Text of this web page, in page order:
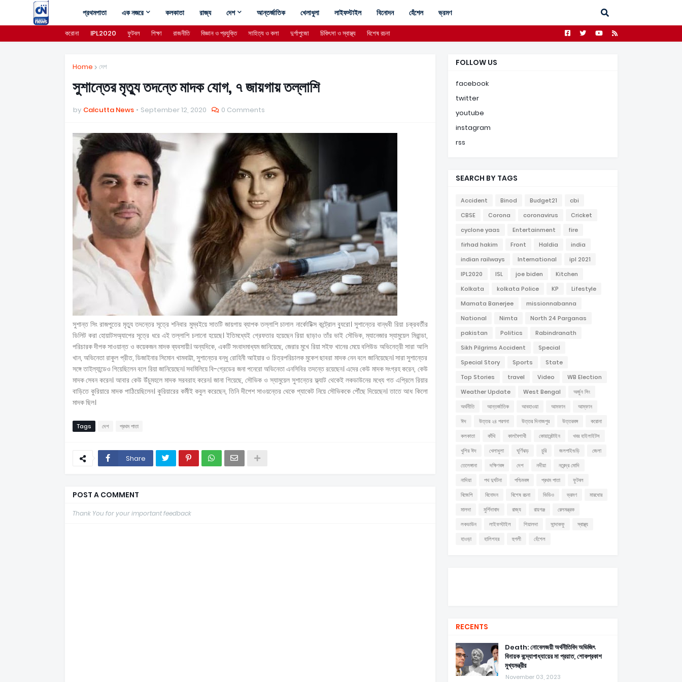
প্রথমপাতা এক নজরে কলকাতা রাজ্য দেশ আন্তর্জাতিক খেলাধুলা লাইফস্টাইল বিনোদন হেঁশেল ভ্রমণ
করোনা IPL2020 ফুটবল শিক্ষা রাজনীতি বিজ্ঞান ও প্রযুক্তি সাহিত্য ও কলা দুর্গাপুজো চিকিৎসা ও স্বাস্থ্য বিশেষ রচনা
Home দেশ
সুশান্তের মৃত্যু তদন্তে মাদক যোগ, ৭ জায়গায় তল্লাশি
by Calcutta News September 12, 2020 0 Comments
সুশান্ত সিং রাজপুতের মৃত্যু তদন্তের সূত্রে শনিবার মুম্বইয়ে সাতটি জায়গায় ব্যাপক তল্লাশি চালাল নার্কোটিক্স কন্ট্রোল ব্যুরো। সুশান্তের বান্ধবী রিয়া চক্রবর্তীর
ডিলিট করা হোয়াটসঅ্যাপের সূত্রে ধরে এই তল্লাশি চলানো হয়েছে। ইতিমধ্যেই গ্রেফতার হয়েছেন রিয়া ছাড়াও তাঁর ভাই সৌভিক, ম্যানেজার স্যামুয়েল মিরান্ডা,
পরিচারক দীপক সাওয়ান্ত ও কয়েকজন মাদক ব্যবসায়ী। অন্যদিকে, একটি সংবাদমাধ্যম জানিয়েছে, জেরার মুখে রিয়া সইফ খানের মেয়ে বলিউড অভিনেত্রী সারা আলি
খান, অভিনেতা রাকুল প্রীত, ডিজাইনার সিমোন খামবাট্টা, সুশান্তের বন্ধু রোহিনী আইয়ার ও চিত্রপরিচালক মুকেশ ছাবরা মাদক নেন বলে জানিয়েছেন। সারা সুশান্তের
সঙ্গে তাইল্যান্ডেও গিয়েছিলেন বলে রিয়া জানিয়েছেন। সবমিলিয়ে বি-গ্রেডের জনা পনেরো অভিনেতা এনসিবির তদন্তে রয়েছেন। এদের কেউ মাদক সংগ্রহ করেন, কেউ
মাদক সেবন করেন। আবার কেউ উঁচুমহলে মাদক সরবরাহ করেন। জানা গিয়েছে, সৌভিক ও স্যামুয়েল সুশান্তের ফ্ল্যাট থেকেই লকডাউনের মধ্যে গত এপ্রিলে রিয়ার
বাড়িতে কুরিয়ারে মাদক পাঠিয়েছিলেন। কুরিয়ারের কর্মীই কবুল করেছেন, তিনি দীপেশ সাওয়ন্তের থেকে প্যাকেট নিয়ে সৌভিককে পৌঁছে দিয়েছেন। তাতে আধ কিলো
মাদক ছিল।
Tags দেশ প্রথম পাতা
Share
POST A COMMENT
Thank You for your important feedback
FOLLOW US
facebook
twitter
youtube
instagram
rss
SEARCH BY TAGS
Accident Binod Budget21
cbi
CBSE
Corona coronavirus
Cricket
cyclone yaas
Entertainment
fire
firhad hakim
Front Haldia
india
indian railways
International
ipl 2021
IPL2020
ISL joe biden
Kitchen
Kolkata
kolkata Police KP
Lifestyle
Mamata Banerjee
missionnabanna
National
Nimta
North 24 Parganas
pakistan
Politics
Rabindranath
Sikh Pilgrims Accident
Special
Special Story
Sports
State
Top Stories
travel Video
WB Election
Weather Update
West Bengal
অর্জুন সিং
অর্থনীতি
আন্তর্জাতিক আবহাওয়া আমফান
আম্ফান
ঈদ
উত্তর ২৪ পরগনা উত্তর দিনাজপুর উত্তরবঙ্গ
করোনা
কলকাতা
কাঁথি কালবৈশাখী কোয়ারেন্টাইন
খবর হাইলাইটস
খুশির ঈদ
খেলাধুলা ঘূর্ণিঝড় চুরি জলপাইগুড়ি
জেলা
তেলেঙ্গানা
দক্ষিণবঙ্গ দেশ নদীয়া
নরেন্দ্র মোদি
নাদিয়া
পথ দুর্ঘটনা পশ্চিমবঙ্গ প্রথম পাতা
ফুটবল
বিজেপি
বিনোদন বিশেষ রচনা ভিডিও ভ্রমণ
মারধোর
মালদা
মুর্শিদাবাদ রাজ্য রায়গঞ্জ
রেলমন্ত্রক
লকডাউন
লাইফস্টাইল শিয়ালদা সান্দাকফু
স্বাস্থ্য
হাওড়া
হালিশহর হুগলী হেঁশেল
RECENTS
Death: নোবেলজয়ী অর্থনীতিবিদ অভিজিৎ
বিনায়ক বন্দ্যোপাধ্যায়ের মা প্রয়াত, শোকপ্রকাশ
মুখ্যমন্ত্রীর
November 03, 2023